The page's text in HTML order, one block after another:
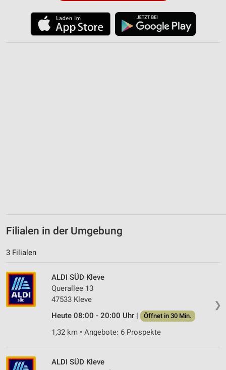
Filialen in der Umgebung
3 Filialen
❯
ALDI SÜD Kleve
Querallee 13
47533 Kleve
Heute 08:00 - 20:00 Uhr |
Öffnet in 30 Min.
1,32 km • Angebote: 6 Prospekte
ALDI SÜD Kleve